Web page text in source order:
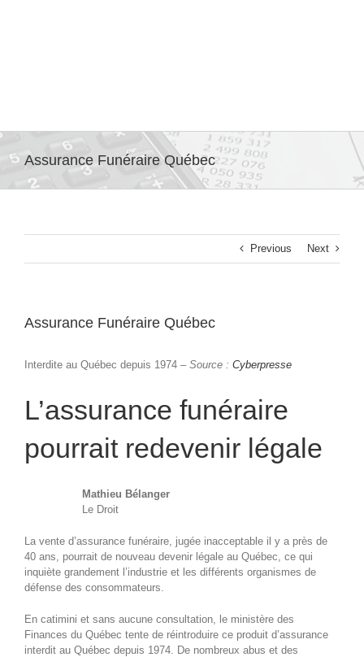
Assurance Funéraire Québec
Previous Next
Assurance Funéraire Québec
Interdite au Québec depuis 1974 – Source : Cyberpresse
L’assurance funéraire
pourrait redevenir légale
Mathieu Bélanger
Le Droit
La vente d’assurance funéraire, jugée inacceptable il y a près de
40 ans, pourrait de nouveau devenir légale au Québec, ce qui
inquiète grandement l’industrie et les différents organismes de
défense des consommateurs.
En catimini et sans aucune consultation, le ministère des
Finances du Québec tente de réintroduire ce produit d’assurance
interdit au Québec depuis 1974. De nombreux abus et des